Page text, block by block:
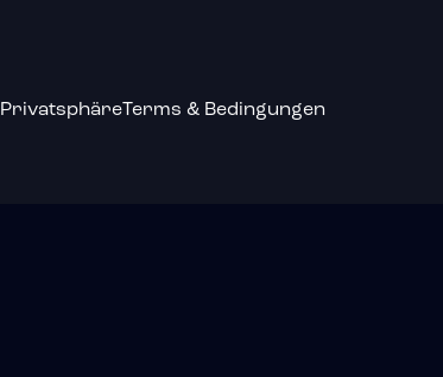
PrivatsphäreTerms & Bedingungen